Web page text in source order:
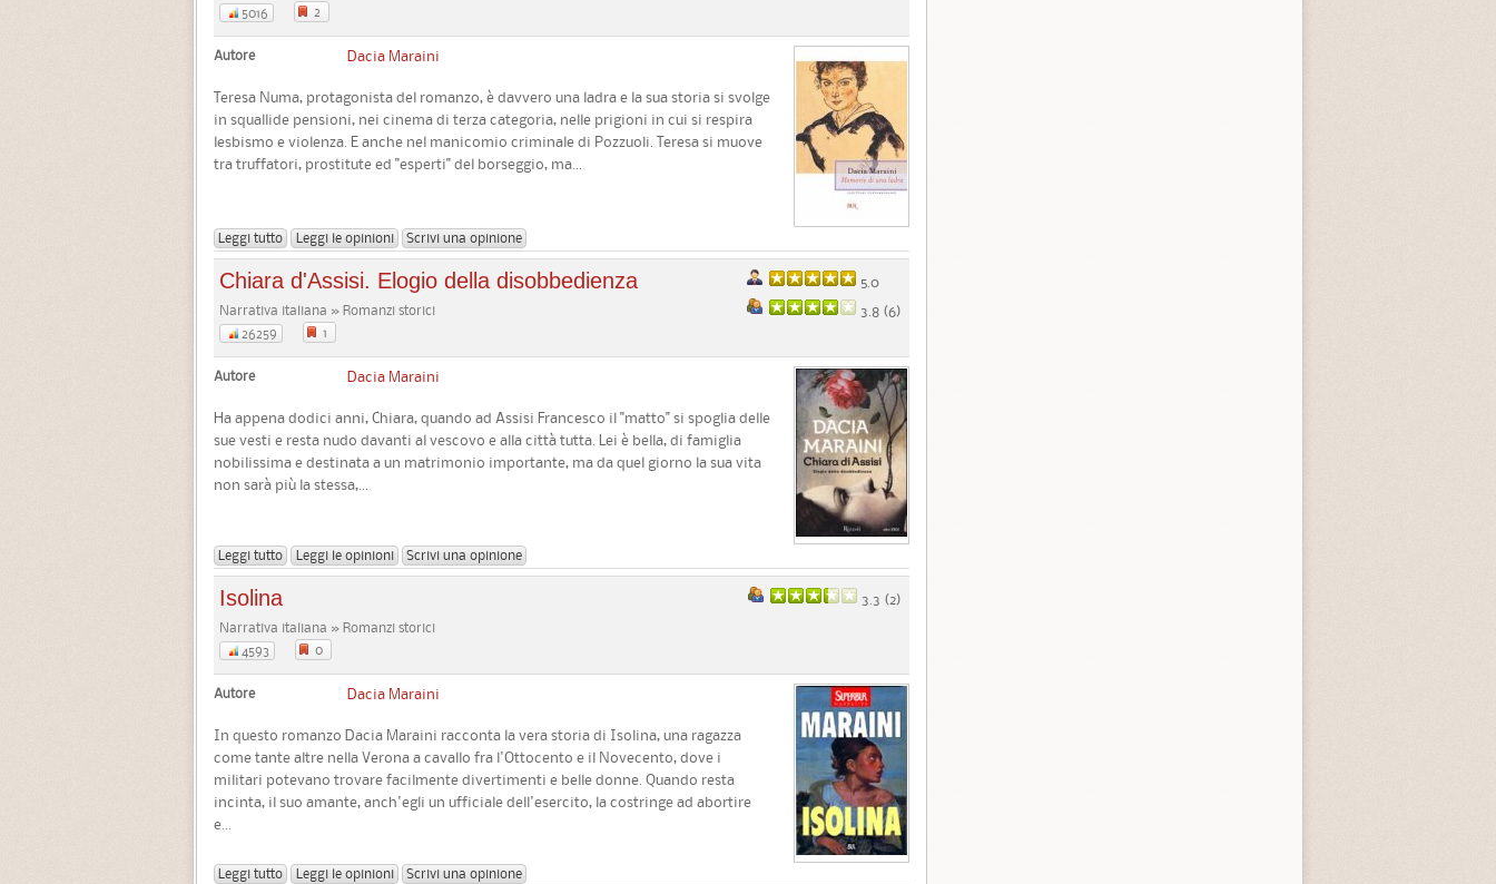
5016
2
Autore Dacia Maraini
Teresa Numa, protagonista del romanzo, è davvero una ladra e la sua storia si svolge
in squallide pensioni, nei cinema di terza categoria, nelle prigioni in cui si respira
lesbismo e violenza. E anche nel manicomio criminale di Pozzuoli. Teresa si muove
tra truffatori, prostitute ed "esperti" del borseggio, ma...
Leggi tutto Leggi le opinioni Scrivi una opinione
5.0
3.8 (6)
Chiara d'Assisi. Elogio della disobbedienza
Narrativa italiana » Romanzi storici
26259
1
Autore Dacia Maraini
Ha appena dodici anni, Chiara, quando ad Assisi Francesco il "matto" si spoglia delle
sue vesti e resta nudo davanti al vescovo e alla città tutta. Lei è bella, di famiglia
nobilissima e destinata a un matrimonio importante, ma da quel giorno la sua vita
non sarà più la stessa,...
Leggi tutto Leggi le opinioni Scrivi una opinione
3.3 (2)
Isolina
Narrativa italiana » Romanzi storici
4593
0
Autore Dacia Maraini
In questo romanzo Dacia Maraini racconta la vera storia di Isolina, una ragazza
come tante altre nella Verona a cavallo fra l'Ottocento e il Novecento, dove i
militari potevano trovare facilmente divertimenti e belle donne. Quando resta
incinta, il suo amante, anch'egli un ufficiale dell'esercito, la costringe ad abortire
e...
Leggi tutto Leggi le opinioni Scrivi una opinione